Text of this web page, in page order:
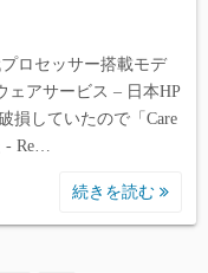
ロセッサー搭載モデ
ェアサービス – 日本HP
損していたので「Care
- Re…
続きを読む